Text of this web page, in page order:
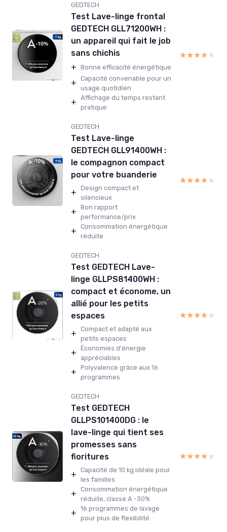
GEDTECH
Test Lave-linge frontal
GEDTECH GLL71200WH :
un appareil qui fait le job
sans chichis
+ Bonne efficacité énergétique
+ Capacité convenable pour un
usage quotidien
+ Affichage du temps restant
pratique
★★★★★
★★★★★
GEDTECH
Test Lave-linge
GEDTECH GLL91400WH :
le compagnon compact
pour votre buanderie
+ Design compact et
silencieux
+ Bon rapport
performance/prix
+ Consommation énergétique
réduite
★★★★★
★★★★★
GEDTECH
Test GEDTECH Lave-
linge GLLPS81400WH :
compact et économe, un
allié pour les petits
espaces
+ Compact et adapté aux
petits espaces
+ Économies d'énergie
appréciables
+ Polyvalence grâce aux 16
programmes
★★★★★
★★★★★
GEDTECH
Test GEDTECH
GLLPS101400DG : le
lave-linge qui tient ses
promesses sans
fioritures
+ Capacité de 10 kg idéale pour
les familles
+ Consommation énergétique
réduite, classe A -30%
+ 16 programmes de lavage
pour plus de flexibilité
★★★★★
★★★★★